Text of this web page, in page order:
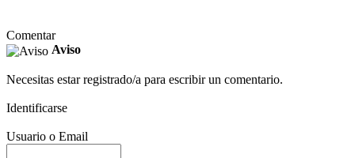
Comentar
Aviso
Necesitas estar registrado/a para escribir un comentario.
Identificarse
Usuario o Email